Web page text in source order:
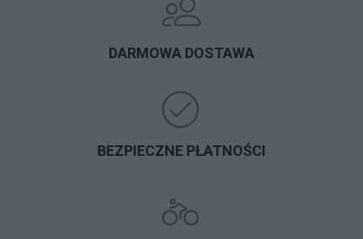
DARMOWA DOSTAWA
BEZPIECZNE PŁATNOŚCI